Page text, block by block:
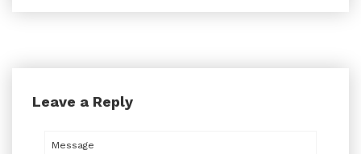
Leave a Reply